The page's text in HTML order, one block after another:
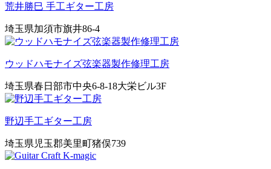
荒井勝巳 手工ギター工房
埼玉県加須市旗井86-4
ウッドハモナイズ弦楽器製作修理工房
埼玉県春日部市中央6-8-18大栄ビル3F
野辺手工ギター工房
埼玉県児玉郡美里町猪俣739